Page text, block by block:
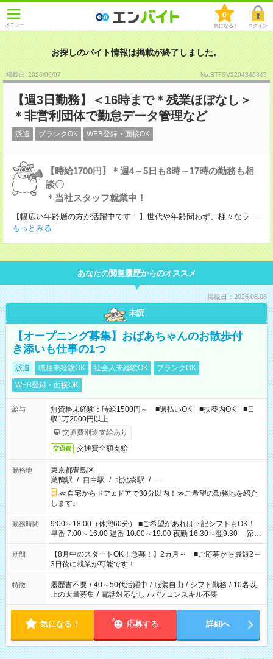
メニュー
0
気になる！ ログイン
お探しのバイト情報は掲載が終了しました。
掲載日 :2026/06/07 No.STFSV2204340845
【週3日勤務】＜16時まで＊残業ほぼなし＞
＊非営利団体で勤怠データ管理など
派遣 ブランクOK WEB登録・面接OK
【時給1700円】＊週4～5日も8時～17時の勤務も相
談〇
＊当社スタッフ就業中！
【幅広い年齢層の方が活躍中です！】世代や年齢問わず、様々なラ ...
もっとみる
あなたの閲覧履歴からのオススメ
掲載日：2026.08.08
未読
【オープニング募集】おばあちゃんのお散歩付
き添いも仕事の1つ
派遣 職種未経験OK 社会人未経験OK
ブランクOK
WEB登録・面接OK
給与
無資格未経験：時給1500円～ ■週払いOK ■扶養内OK ■日
収1万2000円以上
交通費別途支給あり
交通費 交通費全額支給
勤務地
東京都豊島区
巣鴨駅 / 目白駅 / 北池袋駅 / …
≪自宅からドアtoドアで30分以内！≫ご希望の勤務地を紹介
します。
勤務時間
9:00～18:00（休憩60分） ■ご希望があれば下記シフトもOK！
早番 7:00～16:00 遅番 10:00～19:00 夜勤 16:30～翌9:30 「家族
と休みを合わせたい」 「余裕を持って夕飯の準備がしたい」
「できれば残業はしたくない」 など、ご希望を教えてください
ね。 ※Wワーク希望の方へ 今ご覧のお仕事で希望する勤務時間
と、もう1つのお仕事の勤務時間。 合計で週40時間を超える場
合は応募できません。
期間
【8月中のスタートOK！急募！】2カ月～ ■ご応募から最短2～
3日後に就業が可能です！
特徴 履歴書不要 / 40～50代活躍中 / 服装自由 / シフト勤務 / 10名以
上の大量募集 / 電話対応なし / パソコンスキル不要
気になる！ 応募する 詳細へ